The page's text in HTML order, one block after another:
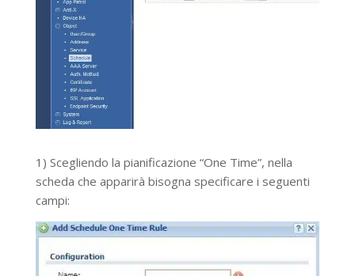
1) Scegliendo la pianificazione “One Time”, nella
scheda che apparirà bisogna specificare i seguenti
campi: